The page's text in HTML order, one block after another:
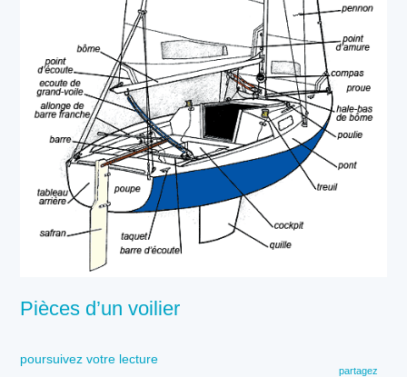
Pièces d’un voilier
poursuivez votre lecture
partagez